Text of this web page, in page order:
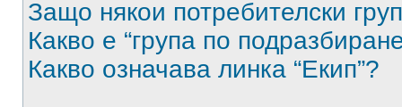
Защо някои потребителски
Какво е “група по
Какво означава линка “Екип”?